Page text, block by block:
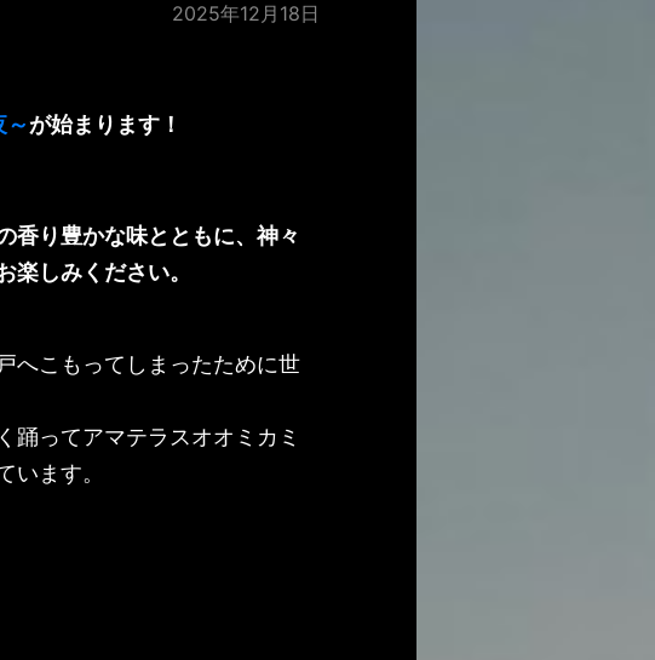
2025年12月18日
が始まります！
香り豊かな味とともに、神々
しみください。
へこもってしまったために世
踊ってアマテラスオオミカミ
ます。